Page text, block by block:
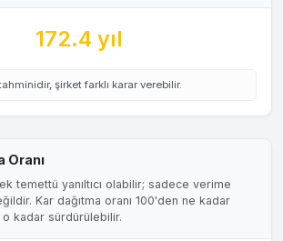
172.4 yıl
şirket farklı karar verebilir.
Oranı
temettü yanıltıcı olabilir; sadece verime
Kar dağıtma oranı 100'den ne kadar
kadar sürdürülebilir.